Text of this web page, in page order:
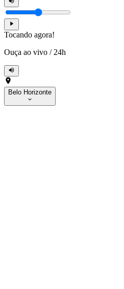
Tocando agora!
Ouça ao vivo / 24h
Belo Horizonte